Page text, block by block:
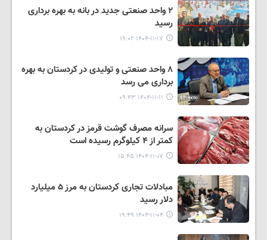
۲ واحد صنعتی جدید در بانه به بهره برداری
رسید
۱۴۰۴-۱۱-۱۷ ۱۹:۰۲
۸ واحد صنعتی و تولیدی در کردستان به بهره
برداری می رسد
۱۴۰۴-۱۱-۱۱ ۰۹:۴۳
سرانه مصرف گوشت قرمز در کردستان به
کمتر از ۴ کیلوگرم رسیده است
۱۴۰۴-۱۱-۰۷ ۱۵:۴۵
مبادلات تجاری کردستان به مرز ۵ میلیارد
دلار رسید
۱۴۰۴-۱۱-۰۴ ۱۹:۴۹